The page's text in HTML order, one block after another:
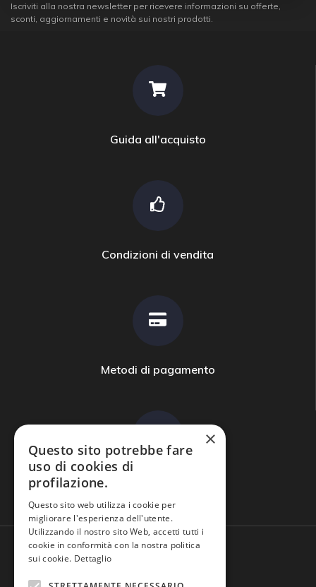
Iscriviti alla nostra newsletter per ricevere informazioni su offerte,
sconti, aggiornamenti e novità sui nostri prodotti.
Guida all'acquisto
Condizioni di vendita
Metodi di pagamento
Domande frequenti
×
Questo sito potrebbe fare
uso di cookies di
profilazione.
Questo sito web utilizza i cookie per
migliorare l'esperienza dell'utente.
Utilizzando il nostro sito Web, accetti tutti i
cookie in conformità con la nostra politica
sui cookie. Dettaglio